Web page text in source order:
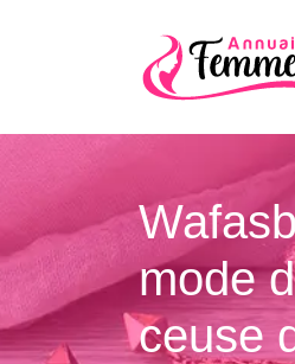
mode
ceu­se